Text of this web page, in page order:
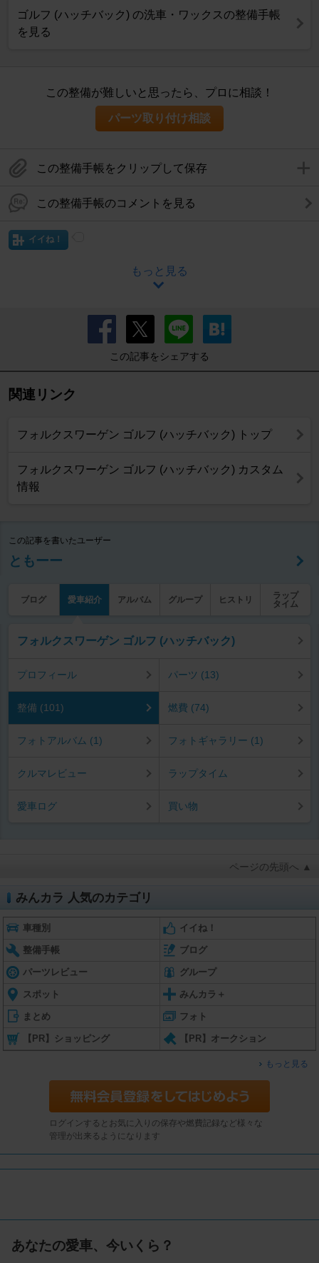
ゴルフ (ハッチバック) の洗車・ワックスの整備手帳
を見る
この整備が難しいと思ったら、プロに相談！
パーツ取り付け相談
この整備手帳をクリップして保存
この整備手帳のコメントを見る
イイね！
もっと見る
この記事をシェアする
関連リンク
フォルクスワーゲン ゴルフ (ハッチバック) トップ
フォルクスワーゲン ゴルフ (ハッチバック) カスタム
情報
この記事を書いたユーザー
ともーー
ブログ 愛車紹介 アルバム グループ ヒストリ
ラップ
タイム
フォルクスワーゲン ゴルフ (ハッチバック)
プロフィール パーツ (13)
整備 (101) 燃費 (74)
フォトアルバム (1) フォトギャラリー (1)
クルマレビュー ラップタイム
愛車ログ 買い物
ページの先頭へ ▲
みんカラ 人気のカテゴリ
車種別 イイね！
整備手帳 ブログ
パーツレビュー グループ
スポット みんカラ＋
まとめ フォト
【PR】ショッピング 【PR】オークション
もっと見る
ログインするとお気に入りの保存や燃費記録など様々な
管理が出来るようになります
あなたの愛車、今いくら？